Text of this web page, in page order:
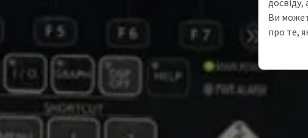
досвіду,
Ви
про те,